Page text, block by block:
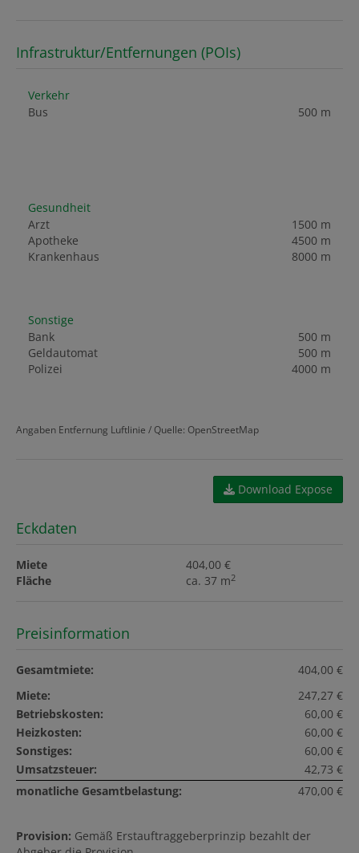
Infrastruktur/Entfernungen (POIs)
Verkehr
Bus
500 m
Gesundheit
Arzt
1500 m
Apotheke
4500 m
Krankenhaus
8000 m
Sonstige
Bank
500 m
Geldautomat
500 m
Polizei
4000 m
Angaben Entfernung Luftlinie / Quelle: OpenStreetMap
Download Expose
Eckdaten
Miete
404,00 €
Fläche
ca. 37 m2
Preisinformation
Gesamtmiete:
404,00 €
Miete:
247,27 €
Betriebskosten:
60,00 €
Heizkosten:
60,00 €
Sonstiges:
60,00 €
Umsatzsteuer:
42,73 €
monatliche Gesamtbelastung:
470,00 €
Provision: Gemäß Erstauftraggeberprinzip bezahlt der